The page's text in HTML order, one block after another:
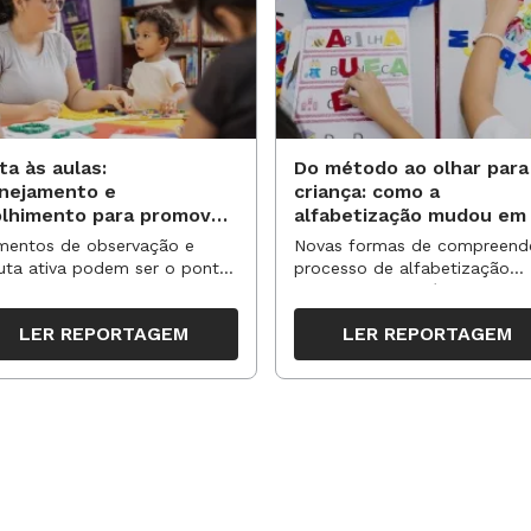
um grupo na escola e começar a
Até porque não há razão para ter
que nunca termina.
Ignacio Pozo, 296 págs., Ed. ArtMed, tel. 0800-7033444, 44 reais
às aulas:
e
para promover
aprendizagens
de observação e
ativa podem ser o ponto
espaços e propostas no
semestre
LER REPORTAGEM
Do método ao olhar para
criança: como a
alfabetização mudou em
anos?
Novas formas de
processo de alfabetização
influenciaram políticas e
práticas, transformando o
da leitura e da escrita
LER REPORTAGEM